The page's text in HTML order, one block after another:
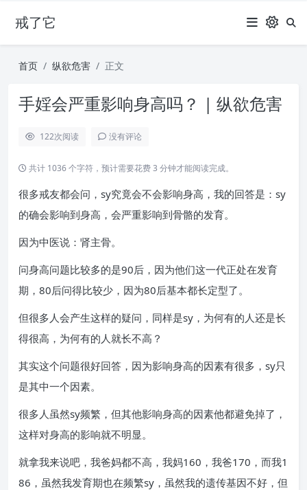
戒了它
首页 纵欲危害 正文
手婬会严重影响身高吗？ | 纵欲危害
122次阅读 没有评论
共计 1036 个字符，预计需要花费 3 分钟才能阅读完成。
很多戒友都会问，sy究竟会不会影响身高，我的回答是：sy
的确会影响到身高，会严重影响到骨骼的发育。
因为中医说：肾主骨。
问身高问题比较多的是90后，因为他们这一代正处在发育
期，80后问得比较少，因为80后基本都长定型了。
但很多人会产生这样的疑问，同样是sy，为何有的人还是长
得很高，为何有的人就长不高？
其实这个问题很好回答，因为影响身高的因素有很多，sy只
是其中一个因素。
很多人虽然sy频繁，但其他影响身高的因素他都避免掉了，
这样对身高的影响就不明显。
就拿我来说吧，我爸妈都不高，我妈160，我爸170，而我1
86，虽然我发育期也在频繁sy，虽然我的遗传基因不好，但